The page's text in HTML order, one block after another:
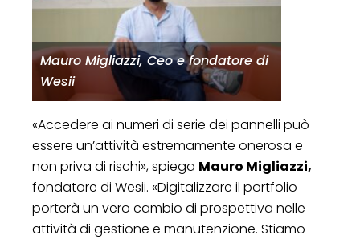
Mauro Migliazzi, Ceo e fondatore di
Wesii
«Accedere ai numeri di serie dei pannelli può
essere un’attività estremamente onerosa e
non priva di rischi», spiega Mauro Migliazzi,
fondatore di Wesii. «Digitalizzare il portfolio
porterà un vero cambio di prospettiva nelle
attività di gestione e manutenzione. Stiamo